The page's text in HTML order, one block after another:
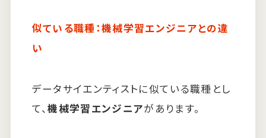
似ている職種：機械学習エンジニアとの違
い
データサイエンティストに似ている職種とし
て、機械学習エンジニアがあります。